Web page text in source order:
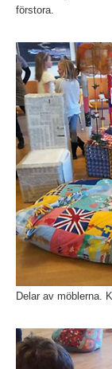
förstora.
Delar av möblerna.